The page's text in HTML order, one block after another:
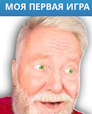
МОЯ ПЕРВАЯ ИГРА